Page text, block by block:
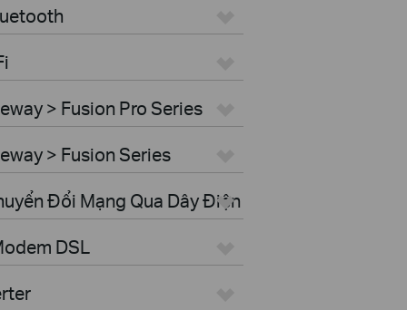
> Fusion Pro Series
> Fusion Series
Đổi Mạng Qua Dây Điện
DSL